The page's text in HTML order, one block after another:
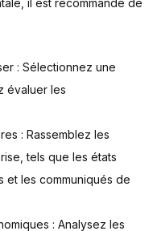
il est recommandé de
: Sélectionnez une
évaluer les
: Rassemblez les
tels que les états
et les communiqués de
: Analysez les